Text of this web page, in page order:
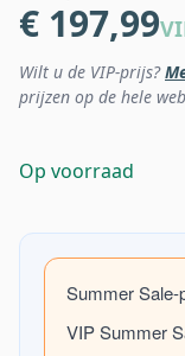
€ 197,99
Wilt u de VIP-prijs?
prijzen op de hele
Op voorraad
Summer Sale-
VIP Summer